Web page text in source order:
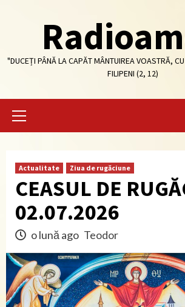
"DUCEȚI PÂNĂ LA CAPĂT MÂNTUIREA VOASTRĂ,
FILIPENI (2, 12)
Primary
Actualitate Ziua de rugăciune
CEASUL DE
02.07.2026
o lună ago Teodor